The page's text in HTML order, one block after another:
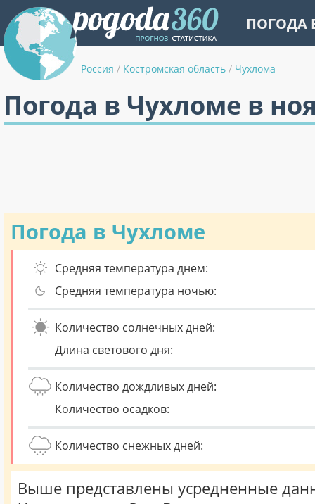
ПОГОДА
Россия / Костромская область / Чухлома
Погода в Чухломе в
Погода в Чухломе
Средняя температура днем:
Средняя температура ночью:
Количество солнечных дней:
Длина светового дня:
Количество дождливых дней:
Количество осадков:
Количество снежных дней:
Выше представлены усредненные